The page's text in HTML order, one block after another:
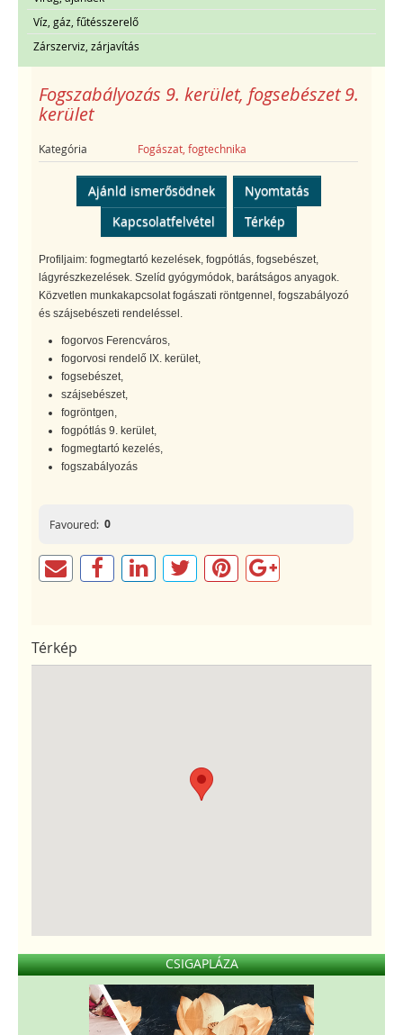
Víz, gáz, fűtésszerelő
Zárszerviz, zárjavítás
Fogszabályozás 9. kerület, fogsebészet 9.
kerület
Kategória Fogászat, fogtechnika
Ajánld ismerősödnek
Nyomtatás
Kapcsolatfelvétel
Térkép
Profiljaim: fogmegtartó kezelések, fogpótlás, fogsebészet,
lágyrészkezelések. Szelíd gyógymódok, barátságos anyagok.
Közvetlen munkakapcsolat fogászati röntgennel, fogszabályozó
és szájsebészeti rendeléssel.
fogorvos Ferencváros,
fogorvosi rendelő IX. kerület,
fogsebészet,
szájsebészet,
fogröntgen,
fogpótlás 9. kerület,
fogmegtartó kezelés,
fogszabályozás
Favoured: 0
Térkép
CSIGAPLÁZA